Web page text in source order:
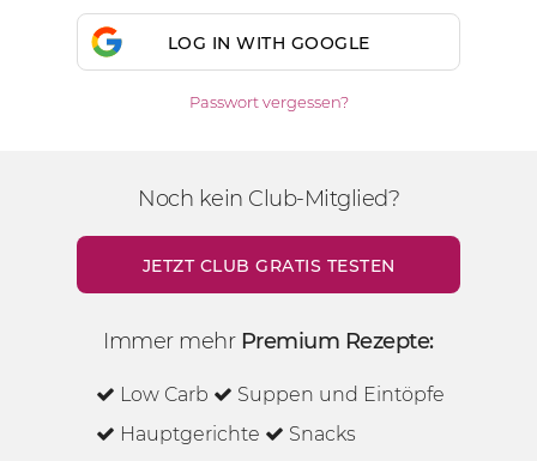
LOG IN WITH GOOGLE
Passwort vergessen?
Noch kein Club-Mitglied?
JETZT CLUB GRATIS TESTEN
Immer mehr Premium Rezepte:
Low Carb
Suppen und Eintöpfe
Hauptgerichte
Snacks